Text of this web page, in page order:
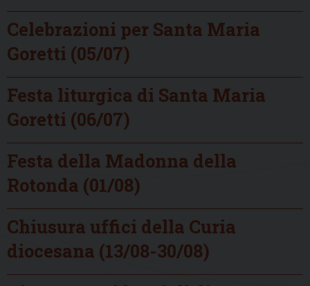
Celebrazioni per Santa Maria
Goretti (05/07)
Festa liturgica di Santa Maria
Goretti (06/07)
Festa della Madonna della
Rotonda (01/08)
Chiusura uffici della Curia
diocesana (13/08-30/08)